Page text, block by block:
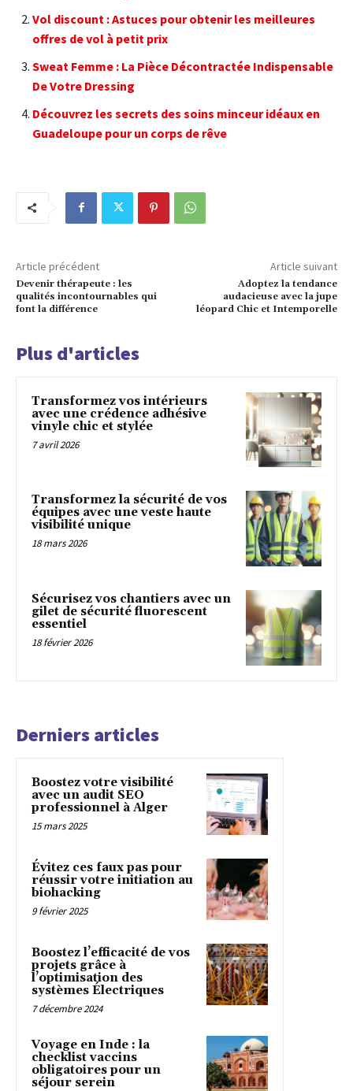
Vol discount : Astuces pour obtenir les meilleures
offres de vol à petit prix
Sweat Femme : La Pièce Décontractée Indispensable
De Votre Dressing
Découvrez les secrets des soins minceur idéaux en
Guadeloupe pour un corps de rêve
Article précédent
Devenir thérapeute : les
qualités incontournables qui
font la différence
Article suivant
Adoptez la tendance
audacieuse avec la jupe
léopard Chic et Intemporelle
Plus d'articles
Transformez vos intérieurs
avec une crédence adhésive
vinyle chic et stylée
7 avril 2026
Transformez la sécurité de vos
équipes avec une veste haute
visibilité unique
18 mars 2026
Sécurisez vos chantiers avec un
gilet de sécurité fluorescent
essentiel
18 février 2026
Derniers articles
Boostez votre visibilité
avec un audit SEO
professionnel à Alger
15 mars 2025
Évitez ces faux pas pour
réussir votre initiation au
biohacking
9 février 2025
Boostez l’efficacité de vos
projets grâce à
l’optimisation des
systèmes Électriques
7 décembre 2024
Voyage en Inde : la
checklist vaccins
obligatoires pour un
séjour serein